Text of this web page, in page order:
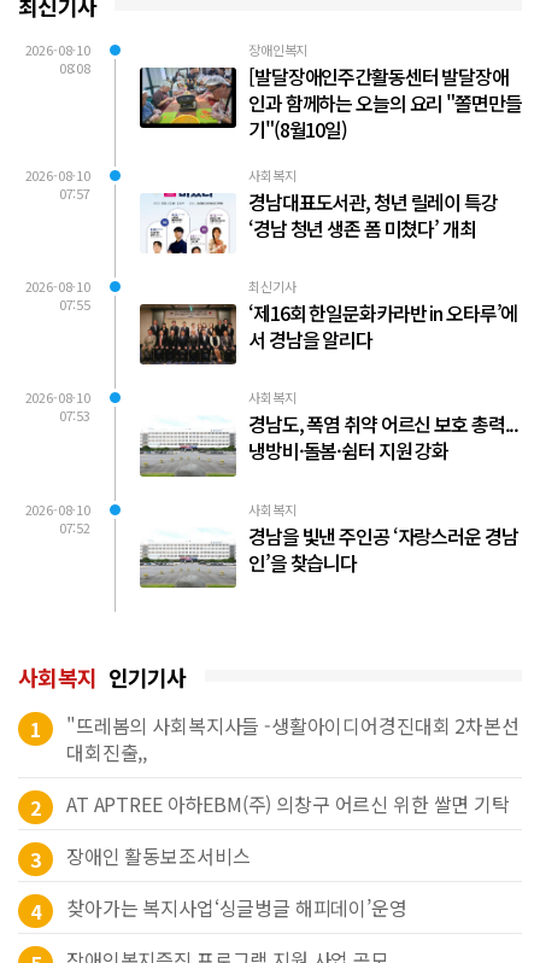
2026-08-10
08:08
장애인복지
[발달장애인주간활동센터 발달장애
인과 함께하는 오늘의 요리 "쫄면만들
기"(8월10일)
2026-08-10
07:57
사회복지
경남대표도서관, 청년 릴레이 특강
‘경남 청년 생존 폼 미쳤다’ 개최
2026-08-10
07:55
최신기사
‘제16회 한일문화카라반 in 오타루’에
서 경남을 알리다
2026-08-10
07:53
사회복지
경남도, 폭염 취약 어르신 보호 총력...
냉방비·돌봄·쉼터 지원 강화
2026-08-10
07:52
사회복지
경남을 빛낸 주인공 ‘자랑스러운 경남
인’을 찾습니다
사회복지 인기기사
1
"뜨레봄의 사회복지사들 -생활아이디어경진대회 2차본선
대회진출,,
2
AT APTREE 아하EBM(주) 의창구 어르신 위한 쌀면 기탁
3
장애인 활동보조서비스
4
찾아가는 복지사업‘싱글벙글 해피데이’운영